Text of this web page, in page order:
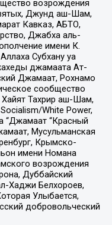
возрождения
Джунд аш-Шам,
Кавказ, АБТО,
Джабха аль-
имени К.
Субхану уа
джамаата Ат-
Джамаат, Рохнамо
сообщество
Тахрир аш-Шам,
White Power,
“Джамаат “Красный
Мусульманская
Крымско-
имени Номана
возрождения
Дуббайский
Хаджи Белхороев,
Улыбается,
добровольческий